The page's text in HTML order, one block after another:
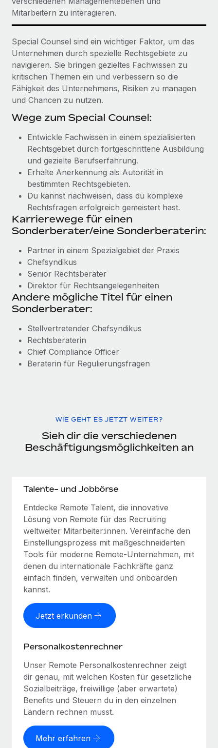
Mitarbeitern zu interagieren.
Special Counsel sind ein wichtiger Faktor, um das
Unternehmen durch spezielle Rechtsgebiete zu
navigieren. Sie bringen gezieltes Fachwissen zu
kritischen Themen ein und verbessern so die
Fähigkeit des Unternehmens, Risiken zu managen
und Chancen zu nutzen.
Wege zum Special Counsel:
Entwickle Fachwissen in einem spezialisierten
Rechtsgebiet durch fortgeschrittene Ausbildung
und gezielte Berufserfahrung.
Erhalte Anerkennung als Autorität in
bestimmten Rechtsgebieten.
Du kannst nachweisen, dass du komplexe
Rechtsfragen erfolgreich gemeistert hast.
Karrierewege für einen
Sonderberater/eine Sonderberaterin:
Partner in einem Spezialgebiet der Praxis
Chefsyndikus
Senior Rechtsberater
Direktor für Rechtsangelegenheiten
Andere mögliche Titel für einen
Sonderberater:
Stellvertretender Chefsyndikus
Rechtsberaterin
Chief Compliance Officer
Beraterin für Regulierungsfragen
WIE GEHT ES JETZT WEITER?
Sieh dir die verschiedenen
Beschäftigungsmöglichkeiten an
Talente- und Jobbörse
Entdecke Remote Talent, die innovative
Lösung von Remote für das Recruiting
weltweiter Mitarbeiter:innen. Vereinfache den
Einstellungsprozess mit maßgeschneiderten
Tools für moderne Remote-Unternehmen, mit
denen du internationale Fachkräfte ganz
einfach finden, verwalten und onboarden
kannst.
Jetzt erkunden
Personalkostenrechner
Unser Remote Personalkostenrechner zeigt
dir genau, mit welchen Kosten für gesetzliche
Sozialbeiträge, freiwillige (aber erwartete)
Benefits und Steuern du in den einzelnen
Ländern rechnen musst.
Mehr erfahren